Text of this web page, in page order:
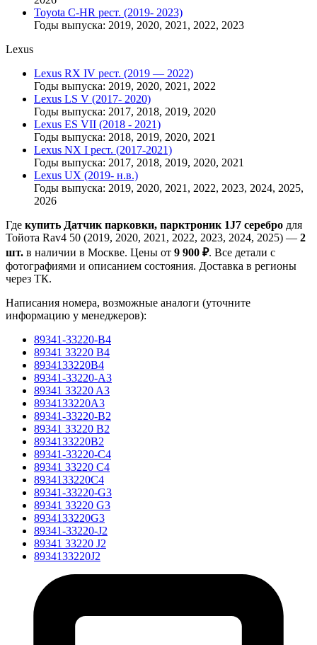
Toyota C-HR рест. (2019- 2023)
Годы выпуска: 2019, 2020, 2021, 2022, 2023
Lexus
Lexus RX IV рест. (2019 — 2022)
Годы выпуска: 2019, 2020, 2021, 2022
Lexus LS V (2017- 2020)
Годы выпуска: 2017, 2018, 2019, 2020
Lexus ES VII (2018 - 2021)
Годы выпуска: 2018, 2019, 2020, 2021
Lexus NX I рест. (2017-2021)
Годы выпуска: 2017, 2018, 2019, 2020, 2021
Lexus UX (2019- н.в.)
Годы выпуска: 2019, 2020, 2021, 2022, 2023, 2024, 2025,
2026
Где купить Датчик парковки, парктроник 1J7 серебро для
Тойота Rav4 50 (2019, 2020, 2021, 2022, 2023, 2024, 2025) — 2
шт. в наличии в Москве. Цены от 9 900 ₽. Все детали с
фотографиями и описанием состояния. Доставка в регионы
через ТК.
Написания номера, возможные аналоги (уточните
информацию у менеджеров):
89341-33220-B4
89341 33220 B4
8934133220B4
89341-33220-A3
89341 33220 A3
8934133220A3
89341-33220-B2
89341 33220 B2
8934133220B2
89341-33220-C4
89341 33220 C4
8934133220C4
89341-33220-G3
89341 33220 G3
8934133220G3
89341-33220-J2
89341 33220 J2
8934133220J2